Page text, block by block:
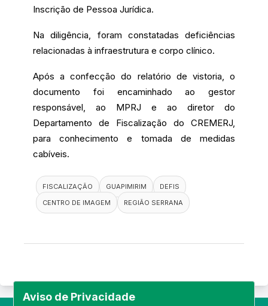
Aviso de Privacidade
Inscrição de Pessoa Jurídica.
Na diligência, foram constatadas deficiências
relacionadas à infraestrutura e corpo clínico.
Após a confecção do relatório de vistoria, o
documento foi encaminhado ao gestor
responsável, ao MPRJ e ao diretor do
Departamento de Fiscalização do CREMERJ,
para conhecimento e tomada de medidas
cabíveis.
FISCALIZAÇÃO GUAPIMIRIM
DEFIS
CENTRO DE IMAGEM
REGIÃO SERRANA